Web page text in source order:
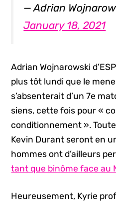
— Adrian
January 18, 2021
Adrian Wojnarowski
plus tôt lundi que le
s’absenterait d’un 7e
siens, cette fois pour «
conditionnement ».
Kevin Durant seront en
hommes ont d’ailleurs
tant que binôme face au
Heureusement, Kyrie